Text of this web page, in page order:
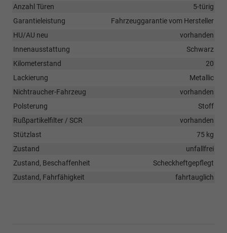
Anzahl Türen
5-türig
Garantieleistung
Fahrzeuggarantie vom Hersteller
HU/AU neu
vorhanden
Innenausstattung
Schwarz
Kilometerstand
20
Lackierung
Metallic
Nichtraucher-Fahrzeug
vorhanden
Polsterung
Stoff
Rußpartikelfilter / SCR
vorhanden
Stützlast
75 kg
Zustand
unfallfrei
Zustand, Beschaffenheit
Scheckheftgepflegt
Zustand, Fahrfähigkeit
fahrtauglich